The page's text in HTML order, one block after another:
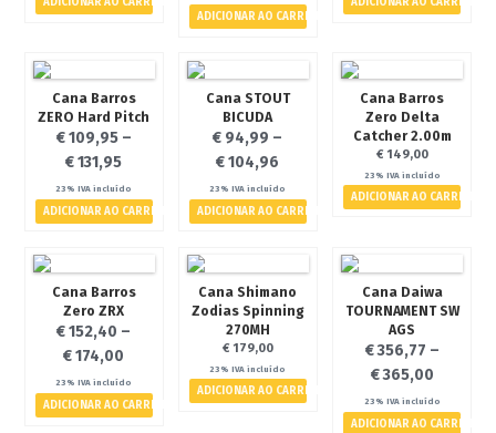
ADICIONAR AO CARRINHO
ADICIONAR AO CARRINHO
ADICIONAR AO CARRINHO
Cana Barros
ZERO Hard Pitch
€109,95–
€131,95
23% IVA incluído
ADICIONAR AO CARRINHO
Cana STOUT
BICUDA
€ 94,99 –
€104,96
23% IVA incluído
ADICIONAR AO CARRINHO
Cana Barros
Zero Delta
Catcher 2.00m
€149,00
23% IVA incluído
ADICIONAR AO CARRINHO
Cana Barros
Zero ZRX
€152,40 –
€174,00
23% IVA incluído
ADICIONAR AO CARRINHO
Cana Shimano
Zodias Spinning
270MH
€179,00
23% IVA incluído
ADICIONAR AO CARRINHO
Cana Daiwa
TOURNAMENT SW
AGS
€356,77 –
€365,00
23% IVA incluído
ADICIONAR AO CARRINHO
A Pescávado
Contactos
Termos e Condições
Politica de Privacidade
Notícias
Eventos
€ 0,00